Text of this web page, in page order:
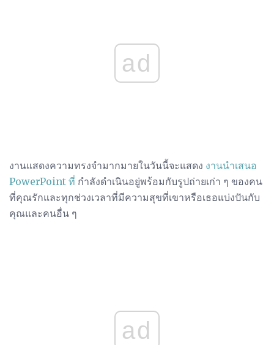
ad
งานแสดงความทรงจำมากมายในวันนี้จะแสดง งานนำเสนอ
PowerPoint ที่ กำลังดำเนินอยู่พร้อมกับรูปถ่ายเก่า ๆ ของคน
ที่คุณรักและทุกช่วงเวลาที่มีความสุขที่เขาหรือเธอแบ่งปันกับ
คุณและคนอื่น ๆ
ad